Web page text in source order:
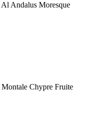
Al Andalus Moresque
Montale Chypre Fruite